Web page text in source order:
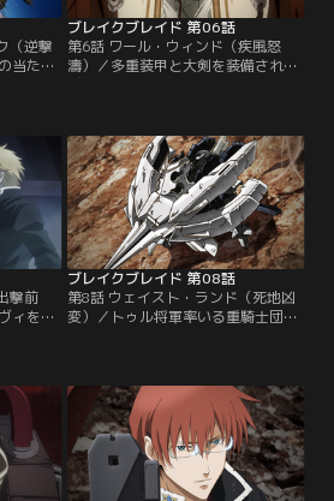
（逆撃
当たり
軍がデ
得る一
戦争の
、リ
レス部
ブレイクブレイド 第06話
第6話 ワール・ウィンド（疾風怒
濤）／多重装甲と大剣を装備された
デルフィングはアルガス機を粉砕、
ス救出を果たすものの、自らは虜囚
の身となった。かつての親友を殺し
かねなかった初陣にただ虚脱するラ
イガット。そして接収したエルテー
ミスの搭乗士として、謎の男・ジル
グが選ばれるのだが…。
撃前
ィを隊
したジ
あ
た男だ
シギュ
か、刻
迫る。
ブレイクブレイド 第08話
第8話 ウェイスト・ランド（死地凶
変）／トゥル将軍率いる重騎士団を
の雌雄を決する大衝突がついに幕を
開けた。冷酷非情なボルキュスの奇
策に戦況が混乱を極めたとき、重層
装甲を纏ったデルフィングとミレニ
ル部隊が到着、激戦はさらに混迷の
度を深めてゆく…。